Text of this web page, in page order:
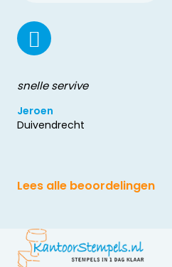
snelle servive
Jeroen
Duivendrecht
Lees alle beoordelingen